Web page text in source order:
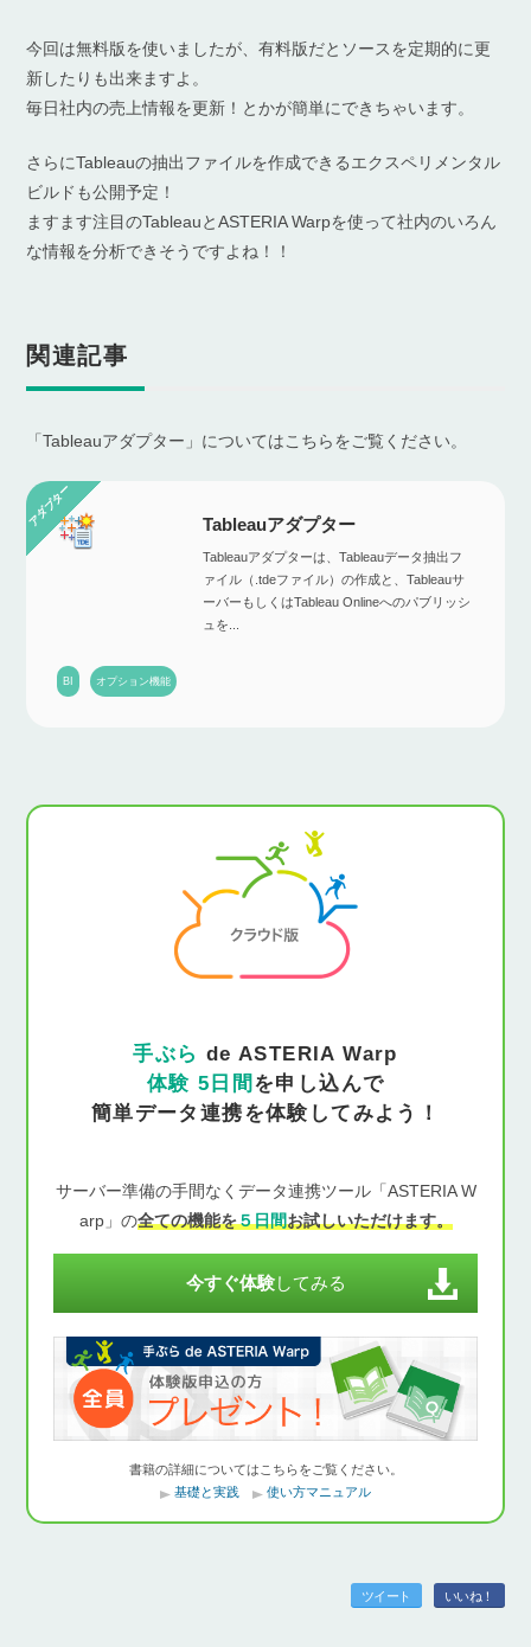
今回は無料版を使いましたが、有料版だとソースを定期的に更
新したりも出来ますよ。
毎日社内の売上情報を更新！とかが簡単にできちゃいます。
さらにTableauの抽出ファイルを作成できるエクスペリメンタル
ビルドも公開予定！
ますます注目のTableauとASTERIA Warpを使って社内のいろん
な情報を分析できそうですよね！！
関連記事
「Tableauアダプター」についてはこちらをご覧ください。
Tableauアダプター
Tableauアダプターは、Tableauデータ抽出フ
ァイル（.tdeファイル）の作成と、Tableauサ
ーバーもしくはTableau Onlineへのパブリッシ
ュを...
BI オプション機能
手ぶら de ASTERIA Warp
体験 5日間 を申し込んで
簡単データ連携を体験してみよう！
サーバー準備の手間なくデータ連携ツール「ASTERIA W
arp」の全ての機能を５日間お試しいただけます。
今すぐ体験してみる
書籍の詳細についてはこちらをご覧ください。
基礎と実践
使い方マニュアル
ツイート いいね！